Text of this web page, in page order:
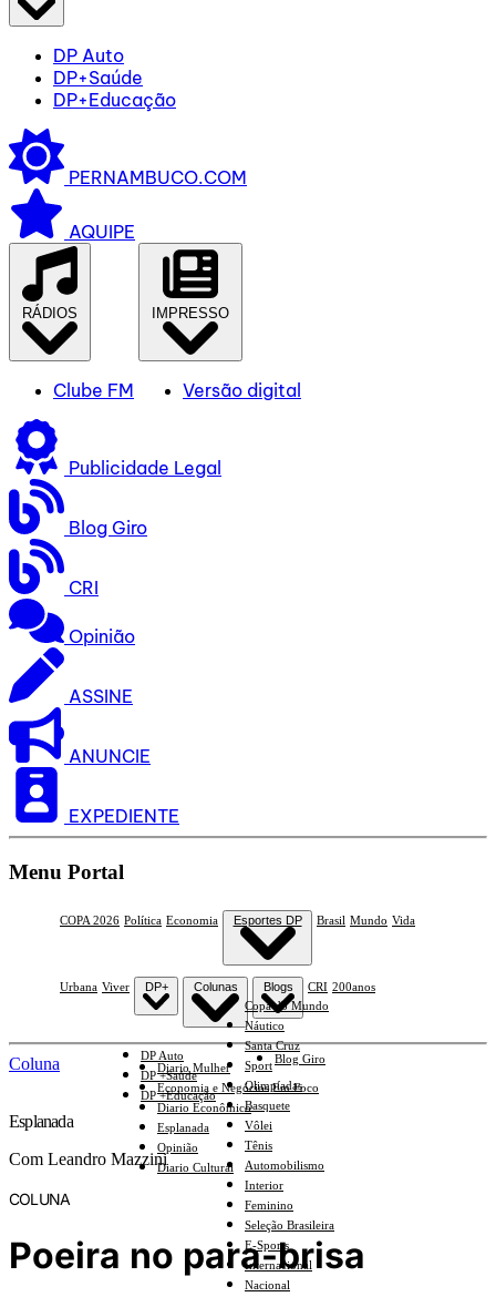
DP Auto
DP+Saúde
DP+Educação
PERNAMBUCO.COM
AQUIPE
RÁDIOS
Clube FM
IMPRESSO
Versão digital
Publicidade Legal
Blog Giro
CRI
Opinião
ASSINE
ANUNCIE
EXPEDIENTE
Menu Portal
COPA 2026 Política Economia Esportes DP
Copa do Mundo
Náutico
Santa Cruz
Sport
Olimpíadas
Basquete
Vôlei
Tênis
Automobilismo
Interior
Feminino
Seleção Brasileira
E-Sports
Internacional
Nacional
Brasil Mundo Vida
Urbana Viver DP+
DP Auto
DP +Saúde
DP +Educação
Colunas
Diario Mulher
Economia e Negócios Em Foco
Diario Econômico
Esplanada
Opinião
Diario Cultural
Blogs
Blog Giro
CRI 200anos
Coluna
Esplanada
Com Leandro Mazzini
COLUNA
Poeira no para-brisa